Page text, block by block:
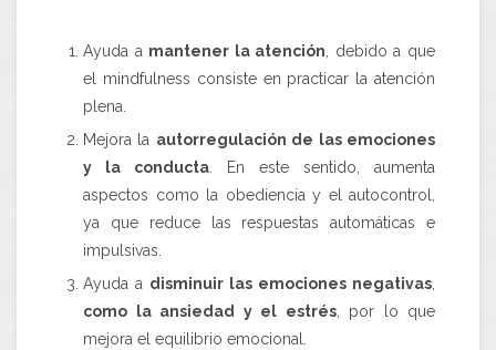
Ayuda a mantener la atención , debido a que
el mindfulness consiste en practicar la atención
plena.
Mejora la autorregulación de las emociones
y la conducta . En este sentido, aumenta
aspectos como la obediencia y el autocontrol,
ya que reduce las respuestas automáticas e
impulsivas.
Ayuda a disminuir las emociones negativas
como la ansiedad y el estrés, por lo que
mejora el equilibrio emocional.